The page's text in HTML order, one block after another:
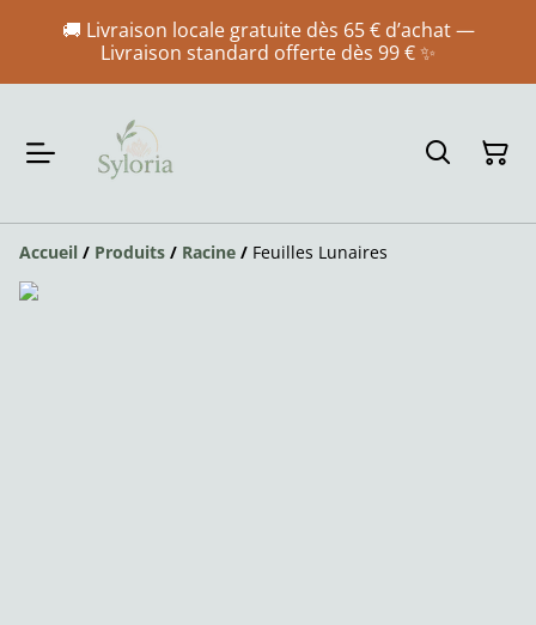
🚚 Livraison locale gratuite dès 65 € d’achat —
Livraison standard offerte dès 99 € ✨
Accueil / Produits / Racine / Feuilles Lunaires